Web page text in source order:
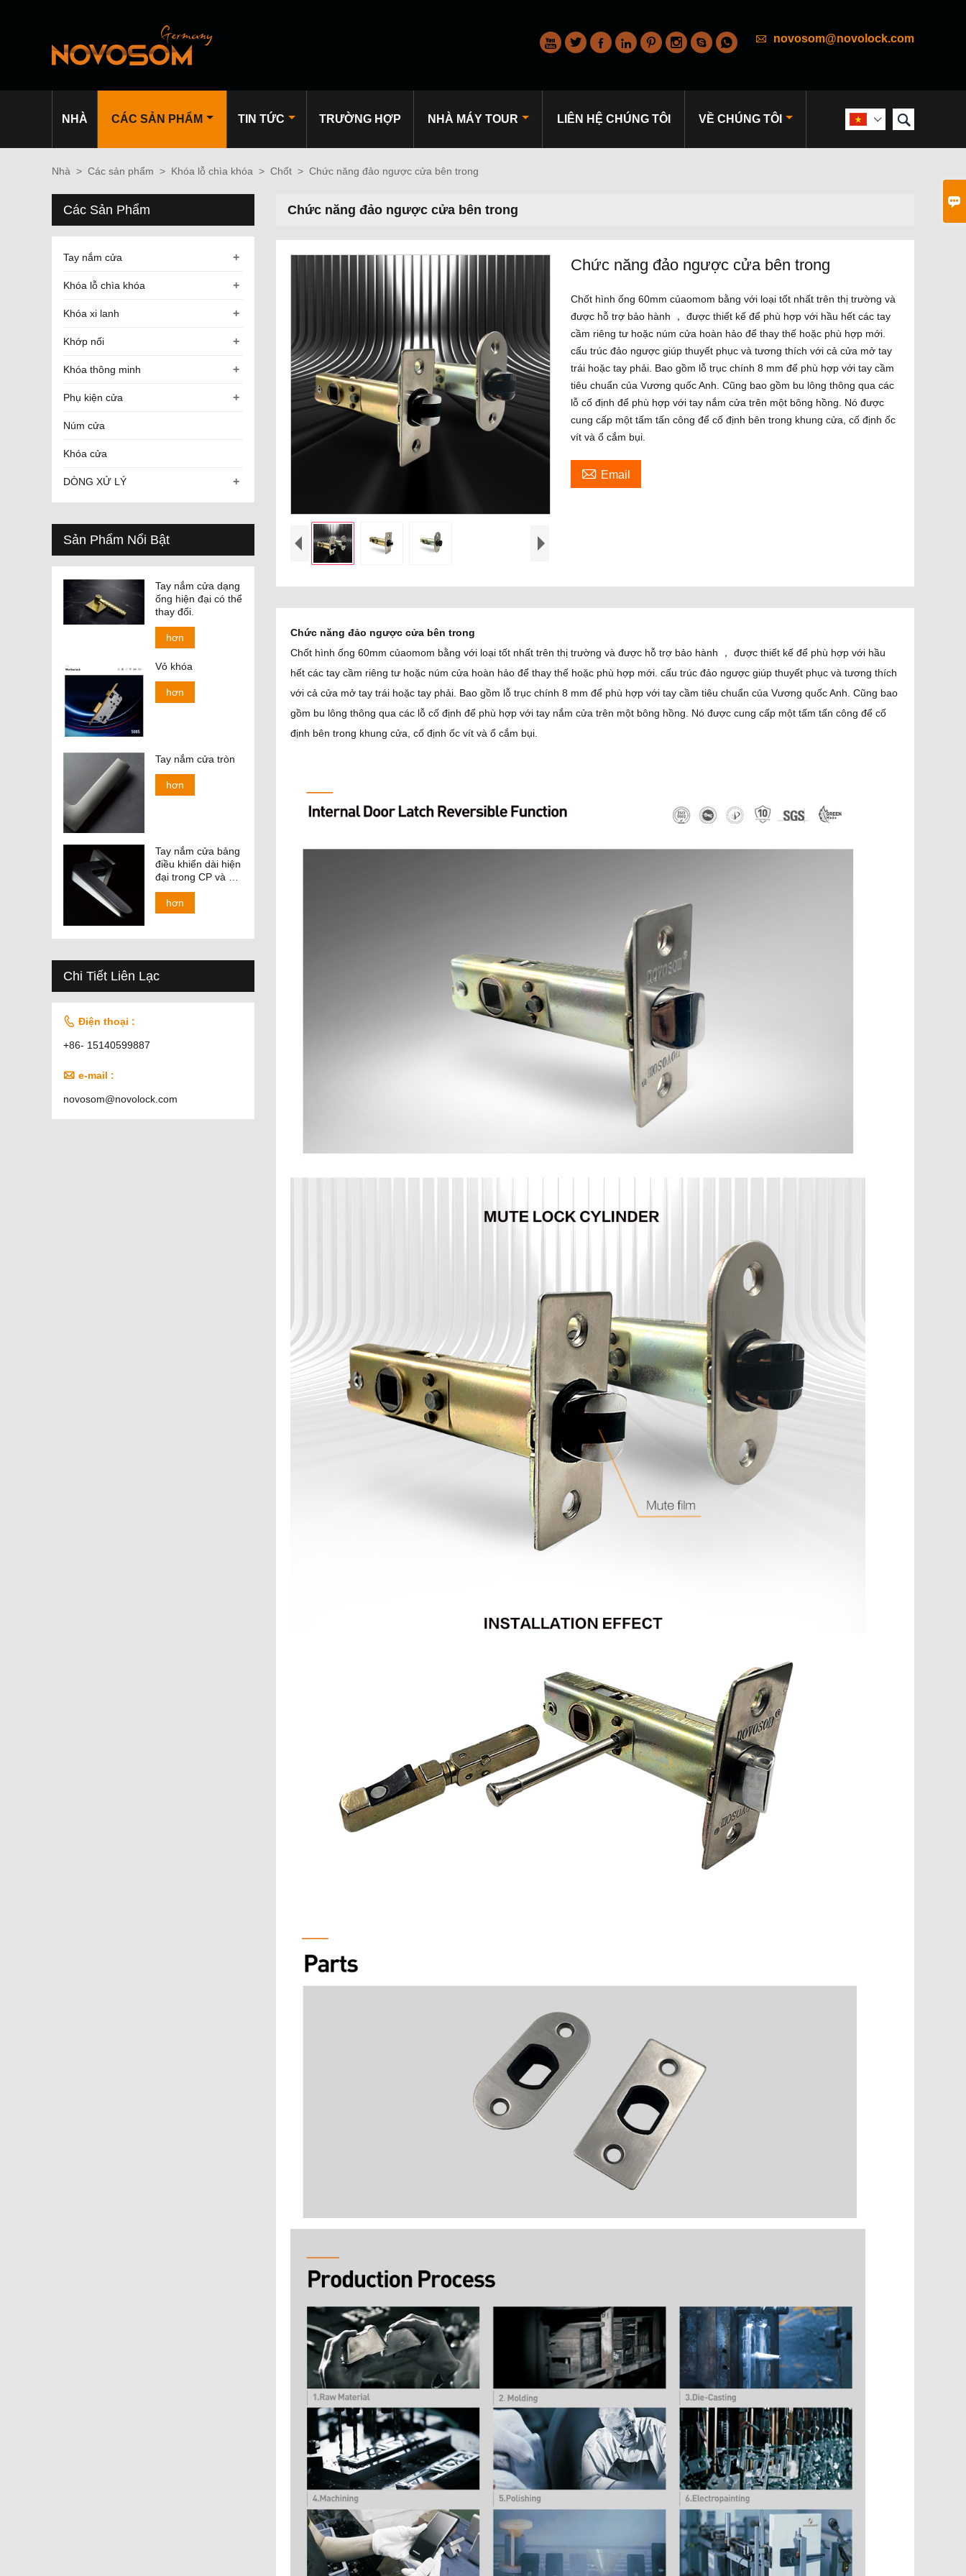

 novosom@novolock.com
       
 
NHÀ CÁC SẢN PHẨM TIN TỨC TRƯỜNG HỢP NHÀ MÁY TOUR LIÊN HỆ CHÚNG TÔI VỀ CHÚNG TÔI
Nhà > Các sản phẩm > Khóa lỗ chìa khóa > Chốt > Chức năng đảo ngược cửa bên trong
Chức năng đảo ngược cửa bên trong
Chức năng đảo ngược cửa bên trong
Chốt hình ống 60mm củaomom bằng với loại tốt nhất trên thị trường và
được hỗ trợ bảo hành ， được thiết kế để phù hợp với hầu hết các tay
cầm riêng tư hoặc núm cửa hoàn hảo để thay thế hoặc phù hợp mới.
cấu trúc đảo ngược giúp thuyết phục và tương thích với cả cửa mở tay
trái hoặc tay phải. Bao gồm lỗ trục chính 8 mm để phù hợp với tay cầm
tiêu chuẩn của Vương quốc Anh. Cũng bao gồm bu lông thông qua các
lỗ cố định để phù hợp với tay nắm cửa trên một bông hồng. Nó được
cung cấp một tấm tấn công để cố định bên trong khung cửa, cố định ốc
vít và ổ cắm bụi.
 Email
Chức năng đảo ngược cửa bên trong
Chốt hình ống 60mm củaomom bằng với loại tốt nhất trên thị trường và được hỗ trợ bảo hành ， được thiết kế để phù hợp với hầu
hết các tay cầm riêng tư hoặc núm cửa hoàn hảo để thay thế hoặc phù hợp mới. cấu trúc đảo ngược giúp thuyết phục và tương thích
với cả cửa mở tay trái hoặc tay phải. Bao gồm lỗ trục chính 8 mm để phù hợp với tay cầm tiêu chuẩn của Vương quốc Anh. Cũng bao
gồm bu lông thông qua các lỗ cố định để phù hợp với tay nắm cửa trên một bông hồng. Nó được cung cấp một tấm tấn công để cố
định bên trong khung cửa, cố định ốc vít và ổ cắm bụi.
Các Sản Phẩm
+
Tay nắm cửa
+
Khóa lỗ chìa khóa
+
Khóa xi lanh
+
Khớp nối
+
Khóa thông minh
+
Phụ kiện cửa
Núm cửa
Khóa cửa
+
DÒNG XỬ LÝ
Sản Phẩm Nổi Bật
Tay nắm cửa dạng
ống hiện đại có thể
thay đổi.
hơn
Vỏ khóa
hơn
Tay nắm cửa tròn
hơn
Tay nắm cửa bảng
điều khiển dài hiện
đại trong CP và kết
thúc SN 138-158
hơn
Chi Tiết Liên Lạc
 Điện thoại :
+86- 15140599887
 e-mail :
novosom@novolock.com